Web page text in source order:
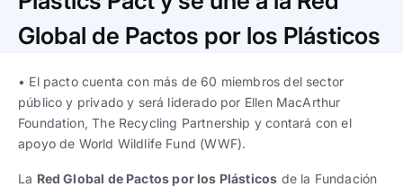
Trabaja con nosotros
Ver todas
Español|English
Ver todas
Español|English
progresivos de gestión
Español|English
Español|English
Global de Pactos por los Plásticos
• El pacto cuenta con más de 60 miembros del sector
público y privado y será liderado por Ellen MacArthur
Foundation, The Recycling Partnership y contará con el
apoyo de World Wildlife Fund (WWF).
La Red Global de Pactos por los Plásticos de la Fundación